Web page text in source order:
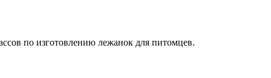
по изготовлению лежанок для питомцев.